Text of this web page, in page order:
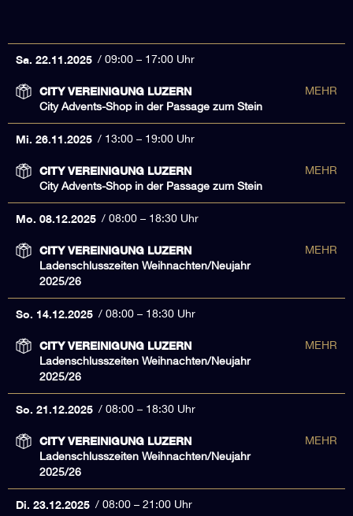
Sa. 22.11.2025 09:00 – 17:00 Uhr
CITY VEREINIGUNG LUZERN
City Advents-Shop in der Passage zum Stein
MEHR
Mi. 26.11.2025 13:00 – 19:00 Uhr
CITY VEREINIGUNG LUZERN
City Advents-Shop in der Passage zum Stein
MEHR
Mo. 08.12.2025 08:00 – 18:30 Uhr
CITY VEREINIGUNG LUZERN
Ladenschlusszeiten Weihnachten/Neujahr
2025/26
MEHR
So. 14.12.2025 08:00 – 18:30 Uhr
CITY VEREINIGUNG LUZERN
Ladenschlusszeiten Weihnachten/Neujahr
2025/26
MEHR
So. 21.12.2025 08:00 – 18:30 Uhr
CITY VEREINIGUNG LUZERN
Ladenschlusszeiten Weihnachten/Neujahr
2025/26
MEHR
Di. 23.12.2025 08:00 – 21:00 Uhr